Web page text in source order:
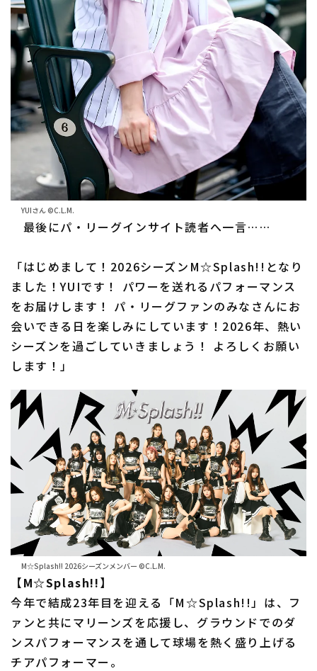
YUIさん ©C.L.M.
最後にパ・リーグインサイト読者へ一言……
「はじめまして！2026シーズンM☆Splash!!となり
ました！YUIです！ パワーを送れるパフォーマンス
をお届けします！ パ・リーグファンのみなさんにお
会いできる日を楽しみにしています！2026年、熱い
シーズンを過ごしていきましょう！ よろしくお願い
します！」
M☆Splash!! 2026シーズンメンバー ©C.L.M.
【M☆Splash!!】
今年で結成23年目を迎える「M☆Splash!!」は、フ
ァンと共にマリーンズを応援し、グラウンドでのダ
ンスパフォーマンスを通して球場を熱く盛り上げる
チアパフォーマー。